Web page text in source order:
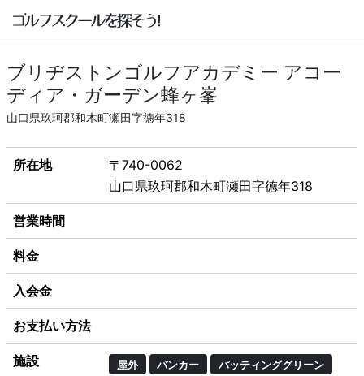
ブリヂストンゴルフアカデミー アコー
ディア・ガーデン蜂ヶ峯
山口県玖珂郡和木町瀬田字徳年318
所在地
〒740-0062
山口県玖珂郡和木町瀬田字徳年318
営業時間
料金
入会金
お支払い方法
施設 屋外 バンカー パッティンググリーン